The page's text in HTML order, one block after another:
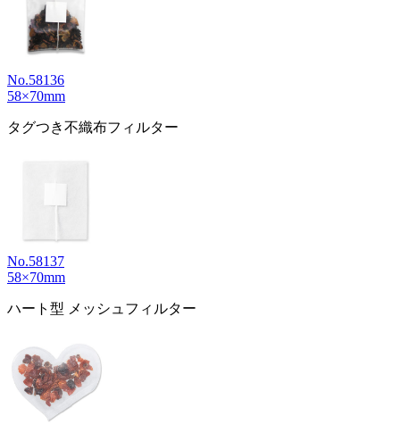
No.58136
58×70mm
タグつき不織布フィルター
No.58137
58×70mm
ハート型 メッシュフィルター